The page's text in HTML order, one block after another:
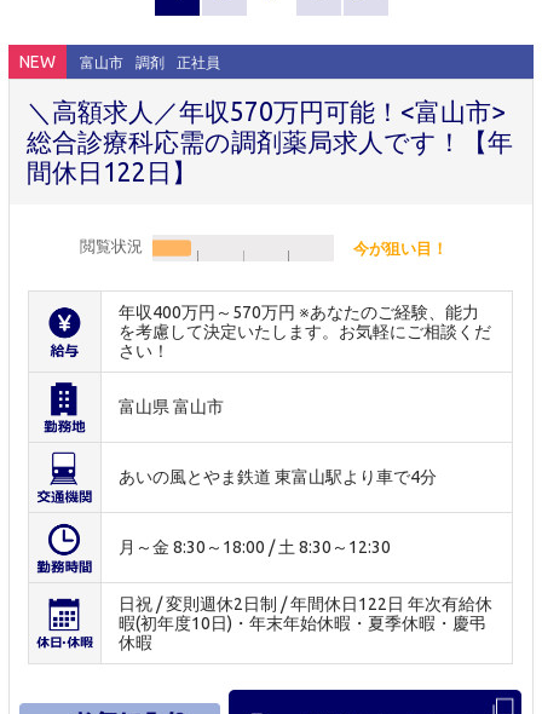
NEW 富山市 調剤 正社員
＼高額求人／年収570万円可能！<富山市>
総合診療科応需の調剤薬局求人です！【年
間休日122日】
閲覧状況 今が狙い目！
年収400万円～570万円 ※あなたのご経験、能力
を考慮して決定いたします。お気軽にご相談くだ
さい！
富山県 富山市
あいの風とやま鉄道 東富山駅より車で4分
月～金 8:30～18:00 / 土 8:30～12:30
日祝 / 変則週休2日制 / 年間休日122日 年次有給休
暇(初年度10日)・年末年始休暇・夏季休暇・慶弔
休暇